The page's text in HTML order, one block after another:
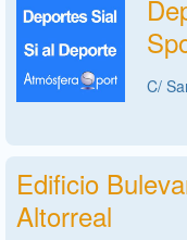
C/
Edificio
Altorreal